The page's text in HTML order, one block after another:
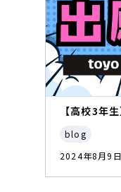
【高校3年
blog
2024年8月9日